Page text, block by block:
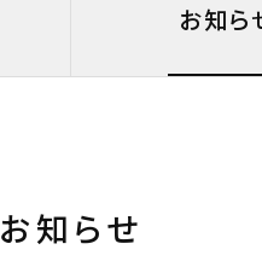
お知ら
お知らせ